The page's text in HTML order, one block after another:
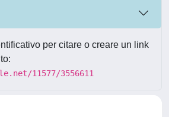
per citare o creare un link
11577/3556611